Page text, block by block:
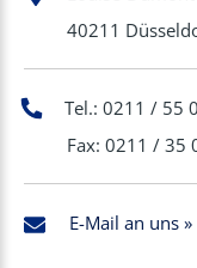
40211
Tel.: 0211 / 55
Fax: 0211 / 35
E-Mail an uns »